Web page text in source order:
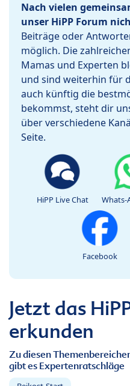
Nach vielen
unser HiPP Forum
Beiträge oder
möglich. Die
Mamas und Experten
und sind weiterhin für
auch künftig die
bekommst, steht dir
über verschiedene
Seite.
HiPP Live Chat Whats-
Facebook
Jetzt das
erkunden
Zu diesen
gibt es Expertenratschläge